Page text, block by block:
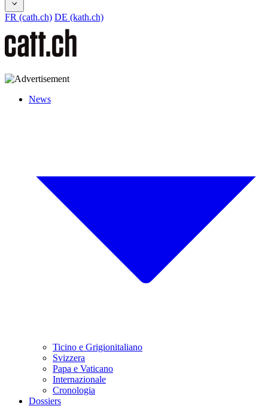
FR (cath.ch) DE (kath.ch)
News
Ticino e Grigionitaliano
Svizzera
Papa e Vaticano
Internazionale
Cronologia
Dossiers